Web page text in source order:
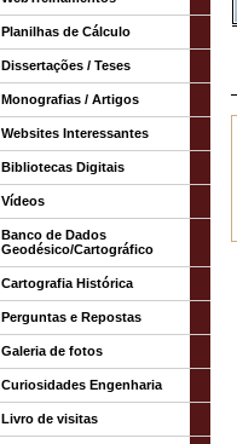
Planilhas de Cálculo
Dissertações / Teses
Monografias / Artigos
Websites Interessantes
Bibliotecas Digitais
Vídeos
Banco de Dados
Geodésico/Cartográfico
Cartografia Histórica
Perguntas e Repostas
Galeria de fotos
Curiosidades Engenharia
Livro de visitas